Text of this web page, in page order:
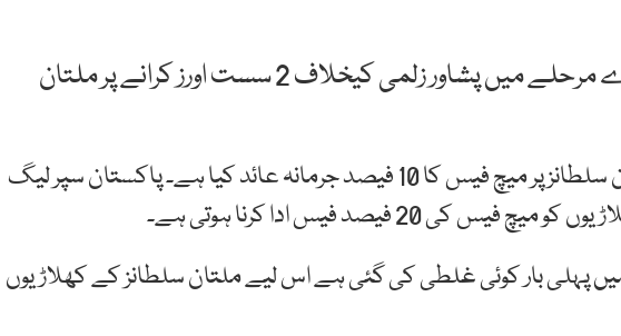
دبئی: پاکستان سپرلیگ4 کے دوسرے مرحلے میں پشاور زلمی کیخلاف 2 سست اورز کرانے پر ملتان
گراؤنڈ میں موجود اور تھرڈ امپائرز نے ملتان سلطانز پر میچ فیس کا 10 فیصد جرمانہ عائد کیا ہے۔ پاکستان سپر لیگ
20 فیصد فیس ادا کرنا ہوتی ہے۔
پہلی بار کوئی غلطی کی گئی ہے اس لیے ملتان سلطانز کے کھلاڑیوں